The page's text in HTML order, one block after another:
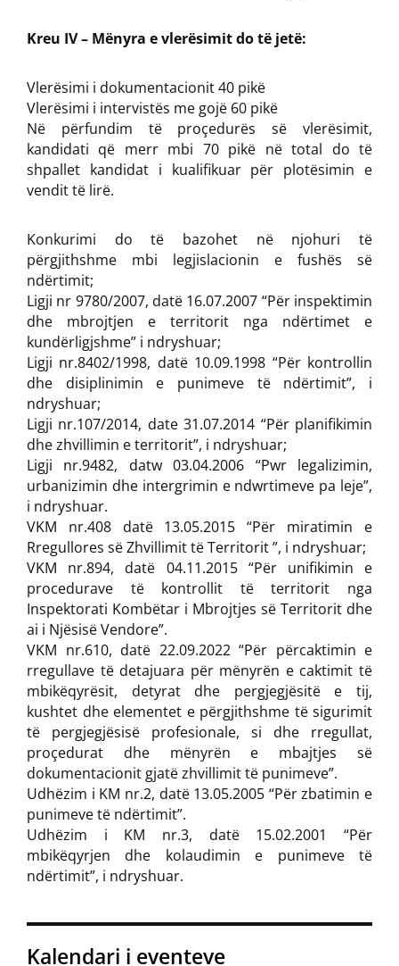
Kreu IV – Mënyra e vlerësimit do të jetë:
Vlerësimi i dokumentacionit 40 pikë
Vlerësimi i intervistës me gojë 60 pikë
Në përfundim të proçedurës së vlerësimit,
kandidati që merr mbi 70 pikë në total do të
shpallet kandidat i kualifikuar për plotësimin e
vendit të lirë.
Konkurimi do të bazohet në njohuri të
përgjithshme mbi legjislacionin e fushës së
ndërtimit;
Ligji nr 9780/2007, datë 16.07.2007 “Për inspektimin
dhe mbrojtjen e territorit nga ndërtimet e
kundërligjshme” i ndryshuar;
Ligji nr.8402/1998, datë 10.09.1998 “Për kontrollin
dhe disiplinimin e punimeve të ndërtimit”, i
ndryshuar;
Ligji nr.107/2014, date 31.07.2014 “Për planifikimin
dhe zhvillimin e territorit”, i ndryshuar;
Ligji nr.9482, datw 03.04.2006 “Pwr legalizimin,
urbanizimin dhe intergrimin e ndwrtimeve pa leje”,
i ndryshuar.
VKM nr.408 datë 13.05.2015 “Për miratimin e
Rregullores së Zhvillimit të Territorit ”, i ndryshuar;
VKM nr.894, datë 04.11.2015 “Për unifikimin e
procedurave të kontrollit të territorit nga
Inspektorati Kombëtar i Mbrojtjes së Territorit dhe
ai i Njësisë Vendore”.
VKM nr.610, datë 22.09.2022 “Për përcaktimin e
rregullave të detajuara për mënyrën e caktimit të
mbikëqyrësit, detyrat dhe pergjegjësitë e tij,
kushtet dhe elementet e përgjithshme të sigurimit
të pergjegjësisë profesionale, si dhe rregullat,
proçedurat dhe mënyrën e mbajtjes së
dokumentacionit gjatë zhvillimit të punimeve”.
Udhëzim i KM nr.2, datë 13.05.2005 “Për zbatimin e
punimeve të ndërtimit”.
Udhëzim i KM nr.3, datë 15.02.2001 “Për
mbikëqyrjen dhe kolaudimin e punimeve të
ndërtimit”, i ndryshuar.
Kalendari i eventeve